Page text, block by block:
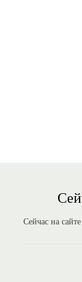
Сейчас на